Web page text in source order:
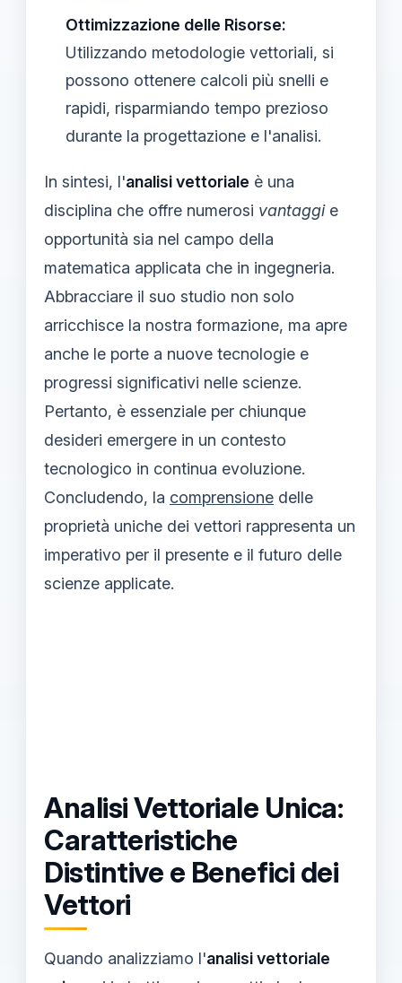
Ottimizzazione delle Risorse:
Utilizzando metodologie vettoriali, si
possono ottenere calcoli più snelli e
rapidi, risparmiando tempo prezioso
durante la progettazione e l'analisi.
In sintesi, l'analisi vettoriale è una
disciplina che offre numerosi vantaggie
opportunità sia nel campo della
matematica applicata che in ingegneria.
Abbracciare il suo studio non solo
arricchisce la nostra formazione, ma apre
anche le porte a nuove tecnologie e
progressi significativi nelle scienze.
Pertanto, è essenziale per chiunque
desideri emergere in un contesto
tecnologico in continua evoluzione.
Concludendo, la comprensione delle
proprietà uniche dei vettori rappresenta un
imperativo per il presente e il futuro delle
scienze applicate.
Analisi Vettoriale Unica:
Caratteristiche
Distintive e Benefici dei
Vettori
Quando analizziamo l'analisi vettoriale